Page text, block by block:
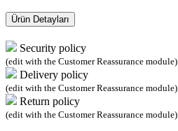
Ürün Detayları
Security policy
(edit with the Customer Reassurance module)
Delivery policy
(edit with the Customer Reassurance module)
Return policy
(edit with the Customer Reassurance module)